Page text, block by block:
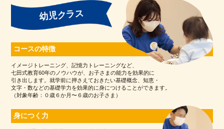
幼児クラス
コースの特徴
イメージトレーニング、記憶力トレーニングなど、
七田式教育60年のノウハウが、 お子さまの能力を効果的に
引き出します。就学前に押さえておきたい基礎概念、知恵・
文字・数などの基礎学力を効果的に身につけることができます。
（対象年齢：０歳６か月〜６歳のお子さま）
身につく力